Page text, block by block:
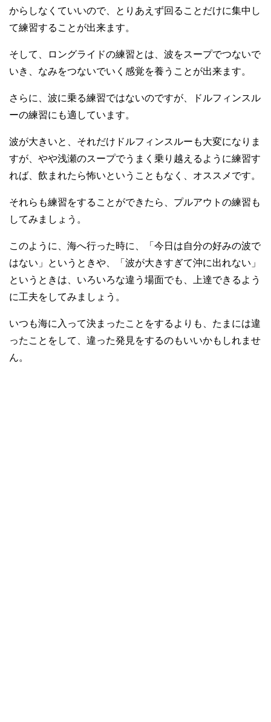
からしなくていいので、とりあえず回ることだけに集中し
て練習することが出来ます。
そして、ロングライドの練習とは、波をスープでつないで
いき、なみをつないでいく感覚を養うことが出来ます。
さらに、波に乗る練習ではないのですが、ドルフィンスル
ーの練習にも適しています。
波が大きいと、それだけドルフィンスルーも大変になりま
すが、やや浅瀬のスープでうまく乗り越えるように練習す
れば、飲まれたら怖いということもなく、オススメです。
それらも練習をすることができたら、プルアウトの練習も
してみましょう。
このように、海へ行った時に、「今日は自分の好みの波で
はない」というときや、「波が大きすぎて沖に出れない」
というときは、いろいろな違う場面でも、上達できるよう
に工夫をしてみましょう。
いつも海に入って決まったことをするよりも、たまには違
ったことをして、違った発見をするのもいいかもしれませ
ん。